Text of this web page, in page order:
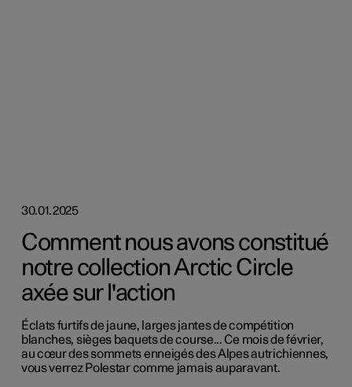
30.01.2025
Comment nous avons constitué
notre collection Arctic Circle
axée sur l'action
Éclats furtifs de jaune, larges jantes de compétition
blanches, sièges baquets de course... Ce mois de février,
au cœur des sommets enneigés des Alpes autrichiennes,
vous verrez Polestar comme jamais auparavant.